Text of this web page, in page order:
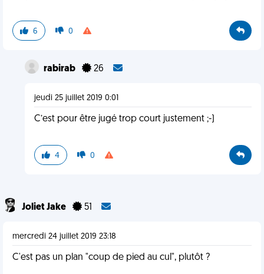
6 0
rabirab 26
jeudi 25 juillet 2019 0:01
C’est pour être jugé trop court justement ;-)
4 0
Joliet Jake 51
mercredi 24 juillet 2019 23:18
C'est pas un plan "coup de pied au cul", plutôt ?